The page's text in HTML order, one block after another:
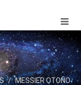
MESSIER OTOÑO